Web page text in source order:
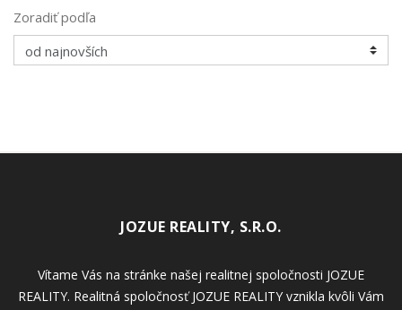
Zoradiť podľa
JOZUE REALITY, S.R.O.
Vítame Vás na stránke našej realitnej spoločnosti JOZUE
REALITY. Realitná spoločnosť JOZUE REALITY vznikla kvôli Vám